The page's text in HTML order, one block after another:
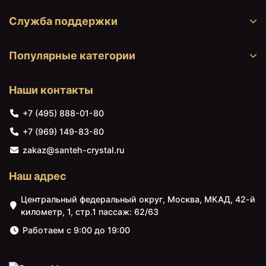
29080 ₽
Vegas Glass ЕР 95 01 01
прозрачное
Служба поддержки
Популярные категории
Наши контакты
+7 (495) 888-01-80
+7 (969) 149-83-80
zakaz@santeh-crystal.ru
Наш адрес
Центральный федеральный округ, Москва, МКАД, 42-й
километр, 1, стр.1 пассаж: 62/63
Работаем с 9:00 до 19:00